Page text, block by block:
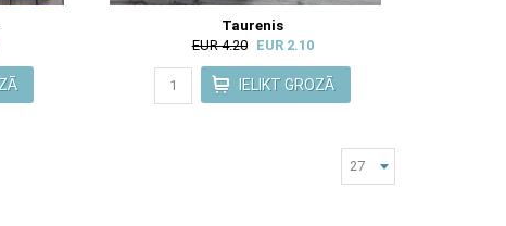
Taurenis
EUR 4.20
EUR 2.10